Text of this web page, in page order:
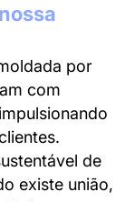
por
com
de
existe união,